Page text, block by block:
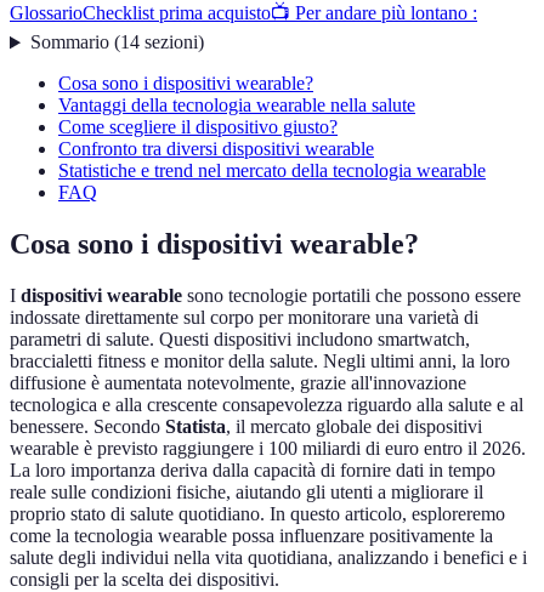
GlossarioChecklist prima acquisto📺 Per andare più lontano :
Sommario(14 sezioni)
Cosa sono i dispositivi wearable?
Vantaggi della tecnologia wearable nella salute
Come scegliere il dispositivo giusto?
Confronto tra diversi dispositivi wearable
Statistiche e trend nel mercato della tecnologia wearable
FAQ
Cosa sono i dispositivi wearable?
I dispositivi wearable sono tecnologie portatili che possono essere
indossate direttamente sul corpo per monitorare una varietà di
parametri di salute. Questi dispositivi includono smartwatch,
braccialetti fitness e monitor della salute. Negli ultimi anni, la loro
diffusione è aumentata notevolmente, grazie all'innovazione
tecnologica e alla crescente consapevolezza riguardo alla salute e al
benessere. Secondo Statista, il mercato globale dei dispositivi
wearable è previsto raggiungere i 100 miliardi di euro entro il 2026.
La loro importanza deriva dalla capacità di fornire dati in tempo
reale sulle condizioni fisiche, aiutando gli utenti a migliorare il
proprio stato di salute quotidiano. In questo articolo, esploreremo
come la tecnologia wearable possa influenzare positivamente la
salute degli individui nella vita quotidiana, analizzando i benefici e i
consigli per la scelta dei dispositivi.